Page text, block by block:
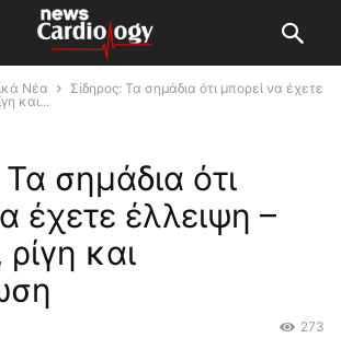
Νέα
Σίδηρος: Τα σημάδια ότι μπορεί να έχετε
και...
σημάδια ότι
έχετε έλλειψη –
και
273